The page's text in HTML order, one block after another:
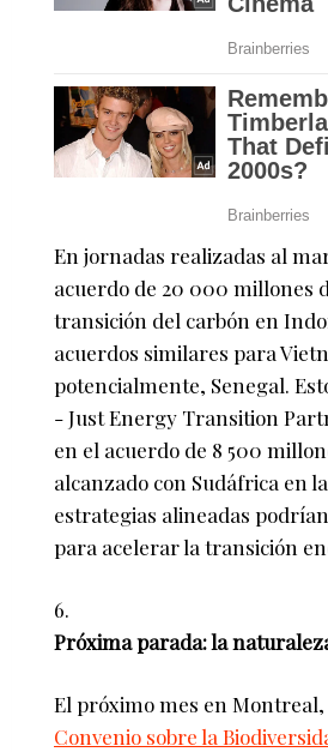
En jornadas realizadas al
acuerdo de 20 000 millones
transición del carbón en
acuerdos similares para
potencialmente, Senegal.
- Just Energy Transition
en el acuerdo de 8 500
alcanzado con Sudáfrica en
estrategias alineadas
para acelerar la transición
Próxima parada: la
El próximo mes en Montreal,
Convenio sobre la